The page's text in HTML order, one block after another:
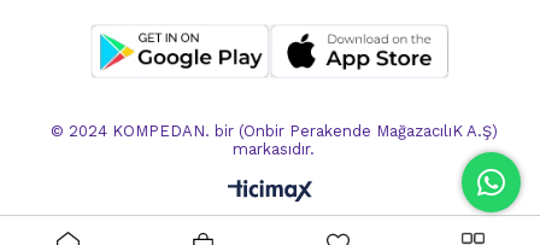
© 2024 KOMPEDAN. bir (Onbir Perakende MağazacılıK A.Ş)
markasıdır.